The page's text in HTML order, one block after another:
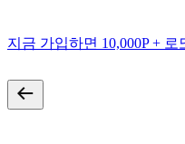
지금 가입하면 10,000P + 로